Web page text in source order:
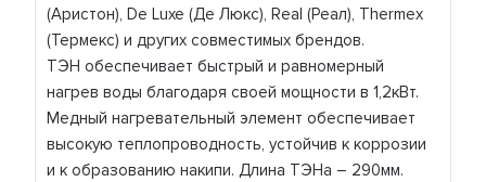
(Аристон), De Luxe (Де Люкс), Real (Реал), Thermex
(Термекс) и других совместимых брендов.
ТЭН обеспечивает быстрый и равномерный
нагрев воды благодаря своей мощности в 1,2кВт.
Медный нагревательный элемент обеспечивает
высокую теплопроводность, устойчив к коррозии
и к образованию накипи. Длина ТЭНа – 290мм.